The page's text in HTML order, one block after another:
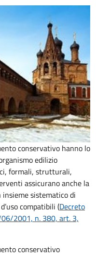
conservativo hanno lo
edilizio
formali, strutturali,
assicurano anche la
sistematico di
compatibili (Decreto
2001, n. 380, art. 3,
conservativo